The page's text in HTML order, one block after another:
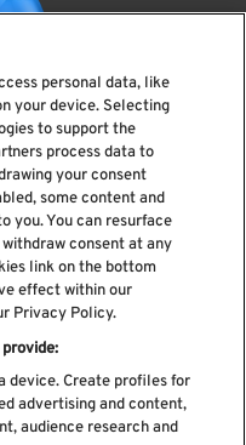
newsletter
personal data, like
your device. Selecting
to support the
process data to
your consent
some content and
you. You can resurface
consent at any
link on the bottom
effect within our
Privacy Policy.
device. Create profiles for
advertising and content,
audience research and